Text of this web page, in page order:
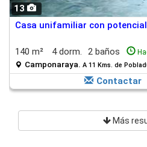
13
Casa unifamiliar con
140 m² 4 dorm. 2 baños
Camponaraya. A 11 Kms. de
Contactar
Más